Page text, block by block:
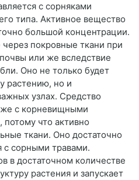
с сорняками
типа. Активное вещество
большой концентрации.
покровные ткани при
или же вследствие
Оно не только будет
растению, но и
узлах. Средство
с корневищными
потому что активно
ткани. Оно достаточно
с сорными травами.
в достаточном количестве
растения и запускает